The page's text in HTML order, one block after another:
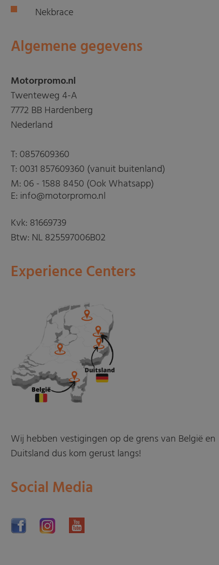
Nekbrace
Algemene gegevens
Motorpromo.nl
Twenteweg 4-A
7772 BB Hardenberg
Nederland
T: 0857609360
T: 0031 857609360 (vanuit buitenland)
M: 06 - 1588 8450 (Ook Whatsapp)
E: info@motorpromo.nl
Kvk: 81669739
Btw: NL 825597006B02
Experience Centers
Wij hebben vestigingen op de grens van België en
Duitsland dus kom gerust langs!
Social Media